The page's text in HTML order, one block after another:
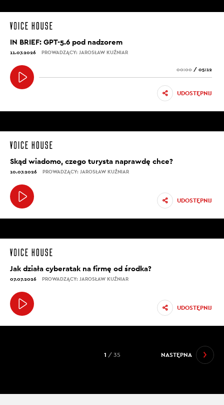
IN BRIEF: GPT-5.6 pod nadzorem
11.07.2026 PROWADZĄCY: JAROSŁAW KUŹNIAR
00:00 / 05:12
UDOSTĘPNIJ
Skąd wiadomo, czego turysta naprawdę chce?
10.07.2026 PROWADZĄCY: JAROSŁAW KUŹNIAR
UDOSTĘPNIJ
Jak działa cyberatak na firmę od środka?
07.07.2026 PROWADZĄCY: JAROSŁAW KUŹNIAR
UDOSTĘPNIJ
NASTĘPNA
1 / 35